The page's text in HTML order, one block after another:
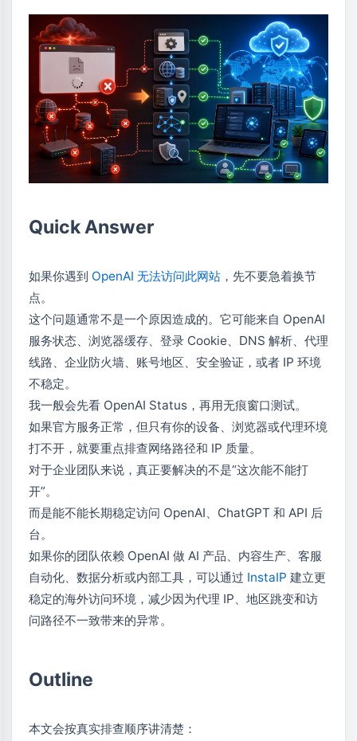
Quick Answer
如果你遇到 OpenAI 无法访问此网站 ，先不要急着换节
点。
这个问题通常不是一个原因造成的。它可能来自 OpenAI
服务状态、浏览器缓存、登录 Cookie、DNS 解析、代理
线路、企业防火墙、账号地区、安全验证，或者 IP 环境
不稳定。
我一般会先看 OpenAI Status，再用无痕窗口测试。
如果官方服务正常，但只有你的设备、浏览器或代理环境
打不开，就要重点排查网络路径和 IP 质量。
对于企业团队来说，真正要解决的不是“这次能不能打
开”。
而是能不能长期稳定访问 OpenAI、ChatGPT 和 API 后
台。
如果你的团队依赖 OpenAI 做 AI 产品、内容生产、客服
自动化、数据分析或内部工具，可以通过 InstaIP 建立更
稳定的海外访问环境，减少因为代理 IP、地区跳变和访
问路径不一致带来的异常。
Outline
本文会按真实排查顺序讲清楚：